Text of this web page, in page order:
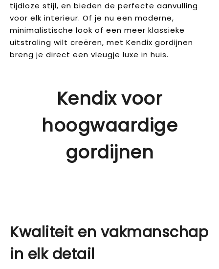
tijdloze stijl, en bieden de perfecte aanvulling
voor elk interieur. Of je nu een moderne,
minimalistische look of een meer klassieke
uitstraling wilt creëren, met Kendix gordijnen
breng je direct een vleugje luxe in huis.
Kendix voor
hoogwaardige
gordijnen
Kwaliteit en vakmanschap
in elk detail